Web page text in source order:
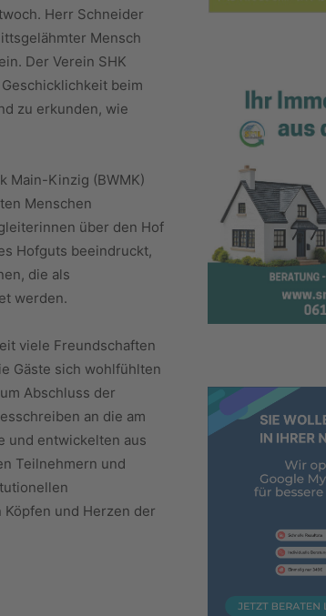
Herr Schneider
Mensch
Der Verein SHK
beim
zu erkunden, wie
Main-Kinzig (BWMK)
Menschen
über den Hof
Hofguts beeindruckt,
die als
werden.
viele Freundschaften
Gäste sich wohlfühlten
Abschluss der
an die am
und entwickelten aus
Teilnehmern und
und Herzen der